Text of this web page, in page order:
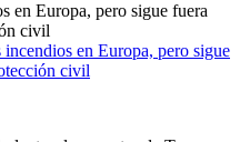
en Europa, pero sigue fuera
civil
en Europa, pero sigue
civil